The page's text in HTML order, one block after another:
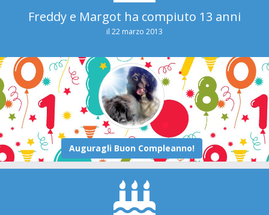
Freddy e Margot ha compiuto 13 anni
il 22 marzo 2013